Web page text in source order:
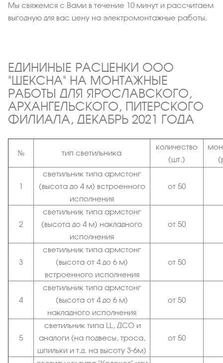
Мы свяжемся с Вами в течение 10 минут и рассчитаем
выгодную для вас цену на электромонтажные работы.
ЕДИНИНЫЕ РАСЦЕНКИ ООО
"ШЕКСНА" НА МОНТАЖНЫЕ
РАБОТЫ ДЛЯ ЯРОСЛАВСКОГО,
АРХАНГЕЛЬСКОГО, ПИТЕРСКОГО
ФИЛИАЛА, ДЕКАБРЬ 2021 ГОДА
№ тип светильника
количество
(шт.)
1
светильник типа армстонг
(высота до 4 м) встроенного
исполнения
от 50
2
светильник типа армстонг
(высота до 4 м) накладного
исполнения
от 50
3
светильник типа армстонг
(высота от 4 до 6 м)
встроенного исполнения
от 50
4
светильник типа армстонг
(высота от 4 до 6 м)
накладного исполнения
от 50
5
светильник типа LL, ДСО и
аналоги (на подвесы, троса,
шпильки и т.д. на высоту 3-6м)
от 50